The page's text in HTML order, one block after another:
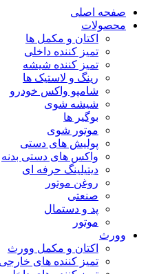
صفحه اصلی
محصولات
اکتان و مکمل ها
تمیز کننده داخلی
تمیز کننده شیشه
رینگ و لاستیک ها
شامپو واکس خودرو
شیشه شوی
بوگیر ها
موتور شوی
پولیش های دستی
واکس های دستی بدنه
دیتیلینگ حرفه ای
روغن موتور
صنعتی
پد و دستمال
موتور
وورث
اکتان و مکمل وورث
تمیز کننده های